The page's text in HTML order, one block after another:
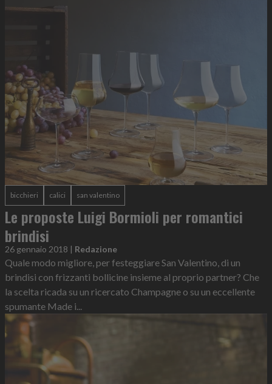
bicchieri calici san valentino
Le proposte Luigi Bormioli per romantici
brindisi
26 gennaio 2018 | Redazione
Quale modo migliore, per festeggiare San Valentino, di un
brindisi con frizzanti bollicine insieme al proprio partner? Che
la scelta ricada su un ricercato Champagne o su un eccellente
spumante Made i...